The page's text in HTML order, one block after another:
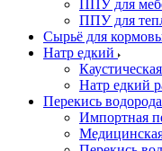
ППУ для
ППУ для
Сырьё для
Натр едкий
Натр едкий
Перекись водорода
Импортная